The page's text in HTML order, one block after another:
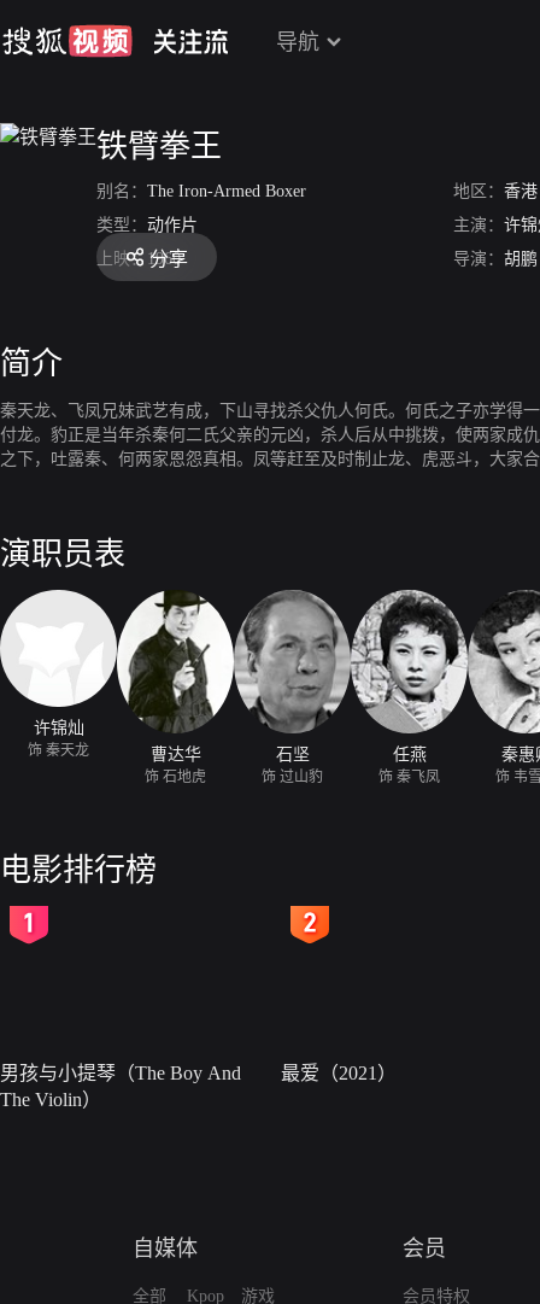
导航
铁臂拳王
别名： The Iron-Armed Boxer 地区： 香港
类型： 动作片 主演： 许
上映： 1960 导演： 胡鹏
分享
简介
秦天龙、飞凤兄妹武艺有成，下山寻找杀父仇人何氏。何氏之子亦学得
付龙。豹正是当年杀秦何二氏父亲的元凶，杀人后从中挑拨，使两家成
之下，吐露秦、何两家恩怨真相。凤等赶至及时制止龙、虎恶斗，大家
演职员表
许锦灿
饰 秦天龙 曹达华
饰 石地虎
石坚
饰 过山豹
任燕
饰 秦飞凤
秦惠
饰 韦
电影排行榜
男孩与小提琴（The Boy And
The Violin）
最爱（2021）
自媒体
全部
Kpop
游戏
会员
会员特权